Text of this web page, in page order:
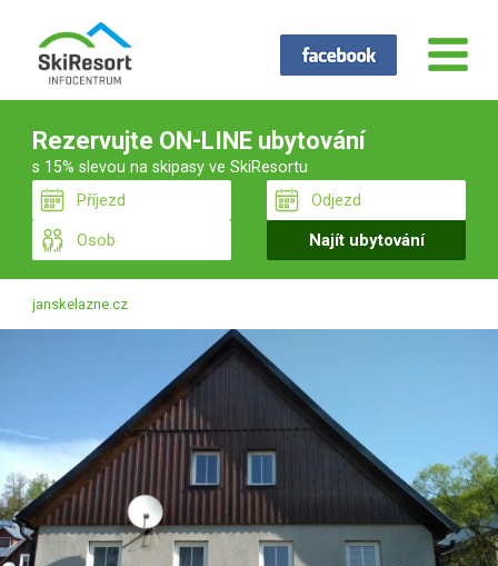
Rezervujte ON-LINE ubytování
s 15% slevou na skipasy ve SkiResortu
janskelazne.cz